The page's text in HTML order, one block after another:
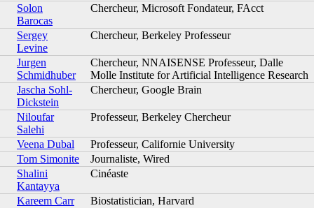
Solon
Barocas
Chercheur, Microsoft Fondateur, FAcct
Sergey
Levine
Chercheur, Berkeley Professeur
Jurgen
Schmidhuber
Chercheur, NNAISENSE Professeur, Dalle
Molle Institute for Artificial Intelligence Research
Jascha Sohl-
Dickstein
Chercheur, Google Brain
Niloufar
Salehi
Professeur, Berkeley Chercheur
Veena Dubal
Professeur, Californie University
Tom Simonite
Journaliste, Wired
Shalini
Kantayya
Cinéaste
Kareem Carr
Biostatistician, Harvard